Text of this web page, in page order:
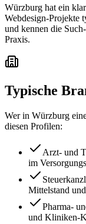
Würzburg hat ein
Webdesign-Projekte
und kennen die
Praxis.
Typische
Wer in Würzburg
diesen Profilen:
Arzt- und
im
Mittelstand
Pharma-
und Kliniken-